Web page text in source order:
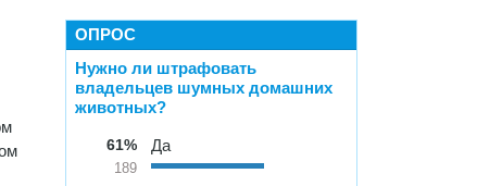
ОПРОС
Нужно ли штрафовать
владельцев шумных домашних
животных?
61%
189
Да